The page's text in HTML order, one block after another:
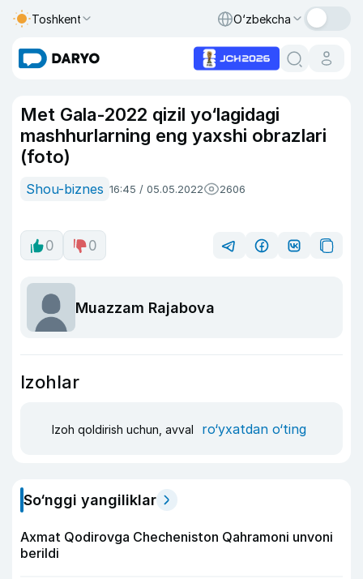
Toshkent O‘zbekcha
Met Gala-2022 qizil yo‘lagidagi
mashhurlarning eng yaxshi obrazlari
(foto)
Shou-biznes 16:45 / 05.05.2022 2606
0 0
Muazzam Rajabova
Izohlar
Izoh qoldirish uchun, avval ro‘yxatdan o‘ting
So‘nggi yangiliklar
Axmat Qodirovga Checheniston Qahramoni unvoni
berildi